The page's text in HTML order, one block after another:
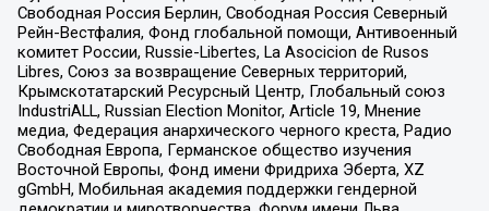
Свободная Россия Берлин, Свободная Россия Северный
Рейн-Вестфалия, Фонд глобальной помощи, Антивоенный
комитет России, Russie-Libertes, La Asocicion de Rusos
Libres, Союз за возвращение Северных территорий,
Крымскотатарский Ресурсный Центр, Глобальный союз
IndustriALL, Russian Election Monitor, Article 19, Мнение
медиа, Федерация анархического черного креста, Радио
Свободная Европа, Германское общество изучения
Восточной Европы, Фонд имени Фридриха Эберта, XZ
gGmbH, Мобильная академия поддержки гендерной